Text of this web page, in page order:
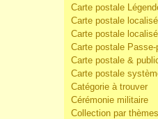
Carte postale
Carte postale
Carte postale
Carte postale Passe-
Carte postale &
Carte postale
Catégorie à trouver
Cérémonie militaire
Collection par thèmes